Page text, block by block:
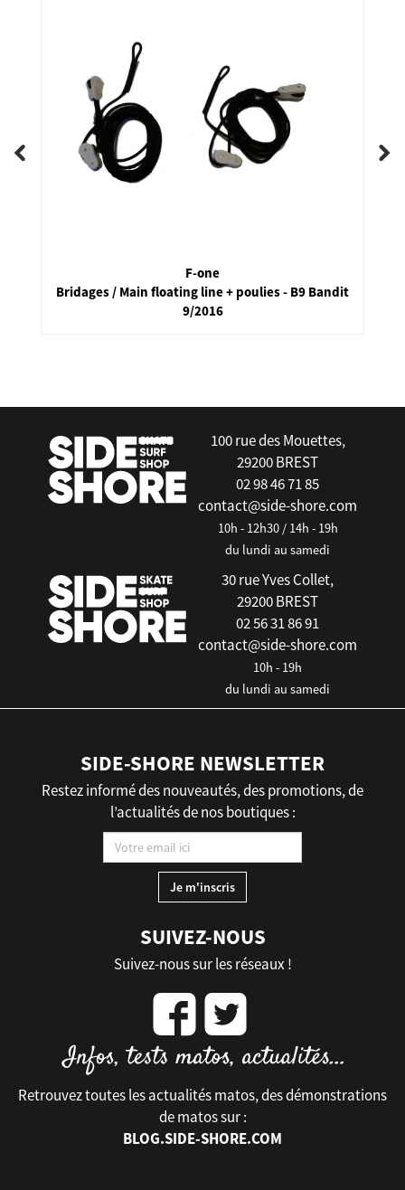
F-one
Bridages / Main floating line + poulies - B9 Bandit
9/2016
100 rue des Mouettes,
29200 BREST
02 98 46 71 85
contact@side-shore.com
10h - 12h30 / 14h - 19h
du lundi au samedi
30 rue Yves Collet,
29200 BREST
02 56 31 86 91
contact@side-shore.com
10h - 19h
du lundi au samedi
SIDE-SHORE NEWSLETTER
Restez informé des nouveautés, des promotions, de
l’actualités de nos boutiques :
SUIVEZ-NOUS
Suivez-nous sur les réseaux !
Retrouvez toutes les actualités matos, des démonstrations
de matos sur :
BLOG.SIDE-SHORE.COM